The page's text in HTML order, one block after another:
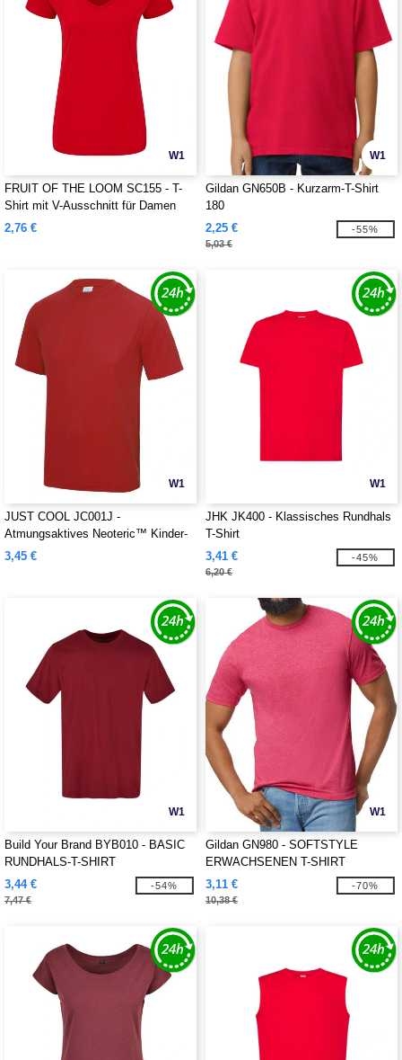
W1
FRUIT OF THE LOOM SC155 - T-
Shirt mit V-Ausschnitt für Damen
2,76 €
W1
Gildan GN650B - Kurzarm-T-Shirt
180
2,25 €
5,03 €
-55%
W1
JUST COOL JC001J -
Atmungsaktives Neoteric™ Kinder-
T-Shirt
3,45 €
W1
JHK JK400 - Klassisches Rundhals
T-Shirt
3,41 €
6,20 €
-45%
W1
Build Your Brand BYB010 - BASIC
RUNDHALS-T-SHIRT
3,44 €
7,47 €
-54%
W1
Gildan GN980 - SOFTSTYLE
ERWACHSENEN T-SHIRT
3,11 €
10,38 €
-70%